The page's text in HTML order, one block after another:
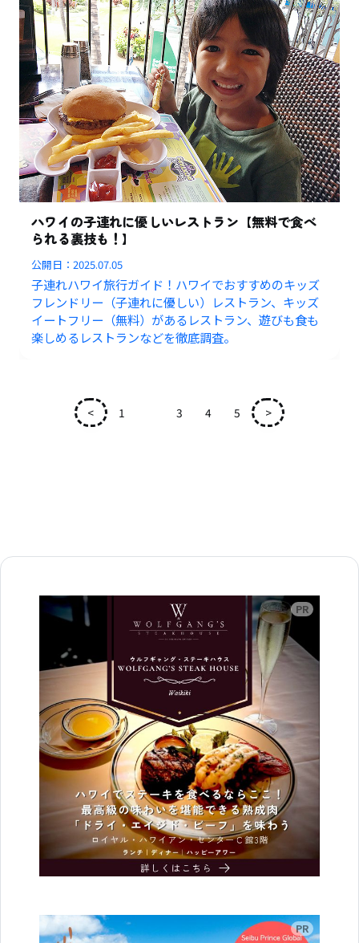
ハワイの子連れに優しいレストラン【無料で食べ
られる裏技も！】
公開日：2025.07.05
子連れハワイ旅行ガイド！ハワイでおすすめのキッズ
フレンドリー（子連れに優しい）レストラン、キッズ
イートフリー（無料）があるレストラン、遊びも食も
楽しめるレストランなどを徹底調査。
< 1 3 4 5 >
広告
広告